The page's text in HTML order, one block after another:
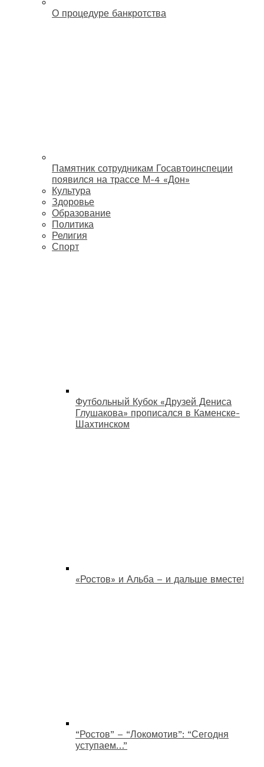
О процедуре банкротства
Памятник сотрудникам Госавтоинспеции
появился на трассе М-4 «Дон»
Культура
Здоровье
Образование
Политика
Религия
Спорт
Футбольный Кубок «Друзей Дениса
Глушакова» прописался в Каменске-
Шахтинском
«Ростов» и Альба – и дальше вместе!
“Ростов” – “Локомотив”: “Сегодня
уступаем…”